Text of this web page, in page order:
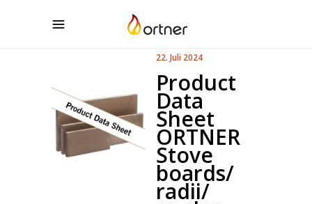
22. Juli 2024
Product
Data
Sheet
ORTNER
Stove
boards/
radii/